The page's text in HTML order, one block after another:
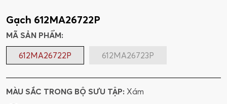
Gạch 612MA26722P
MÃ SẢN PHẨM:
612MA26722P
612MA26723P
MÀU SẮC TRONG BỘ SƯU TẬP: Xám